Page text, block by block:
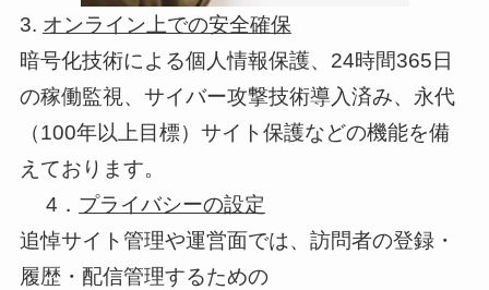
3. オンライン上での安全確保
暗号化技術による個人情報保護、24時間365日
の稼働監視、サイバー攻撃技術導入済み、永代
（100年以上目標）サイト保護などの機能を備
えております。
4． プライバシーの設定
追悼サイト管理や運営面では、訪問者の登録・
履歴・配信管理するための